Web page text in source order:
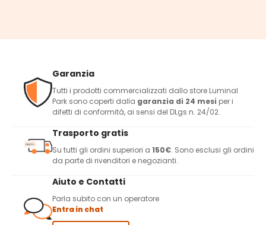
Garanzia
Tutti i prodotti commercializzati dallo store Luminal
Park sono coperti dalla garanzia di 24 mesi per i
difetti di conformità, ai sensi del DLgs n. 24/02.
Trasporto gratis
Su tutti gli ordini superiori a 150€. Sono esclusi gli ordini
da parte di rivenditori e negozianti.
Aiuto e Contatti
Parla subito con un operatore
Entra in chat